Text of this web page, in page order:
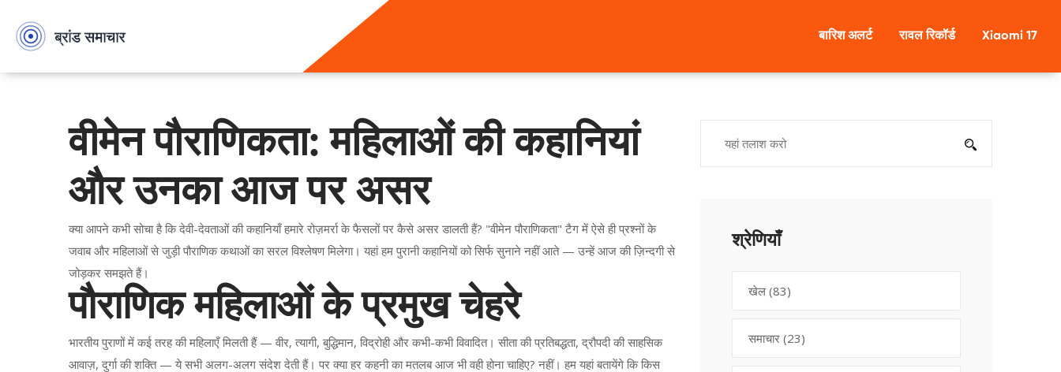
बारिश अलर्ट रावल रिकॉर्ड Xiaomi 17
वीमेन पौराणिकता: महिलाओं की कहानियां
और उनका आज पर असर
क्या आपने कभी सोचा है कि देवी-देवताओं की कहानियाँ हमारे रोज़मर्रा के फैसलों पर कैसे असर डालती हैं? "वीमेन पौराणिकता" टैग में ऐसे ही प्रश्नों के
जवाब और महिलाओं से जुड़ी पौराणिक कथाओं का सरल विश्लेषण मिलेगा। यहां हम पुरानी कहानियों को सिर्फ सुनाने नहीं आते — उन्हें आज की ज़िन्दगी से
जोड़कर समझते हैं।
पौराणिक महिलाओं के प्रमुख चेहरे
भारतीय पुराणों में कई तरह की महिलाएँ मिलती हैं — वीर, त्यागी, बुद्धिमान, विद्रोही और कभी-कभी विवादित। सीता की प्रतिबद्धता, द्रौपदी की साहसिक
आवाज़, दुर्गा की शक्ति — ये सभी अलग-अलग संदेश देती हैं। पर क्या हर कहनी का मतलब आज भी वही होना चाहिए? नहीं। हम यहां बतायेंगे कि किस
श्रेणियाँ
खेल (83)
समाचार (23)